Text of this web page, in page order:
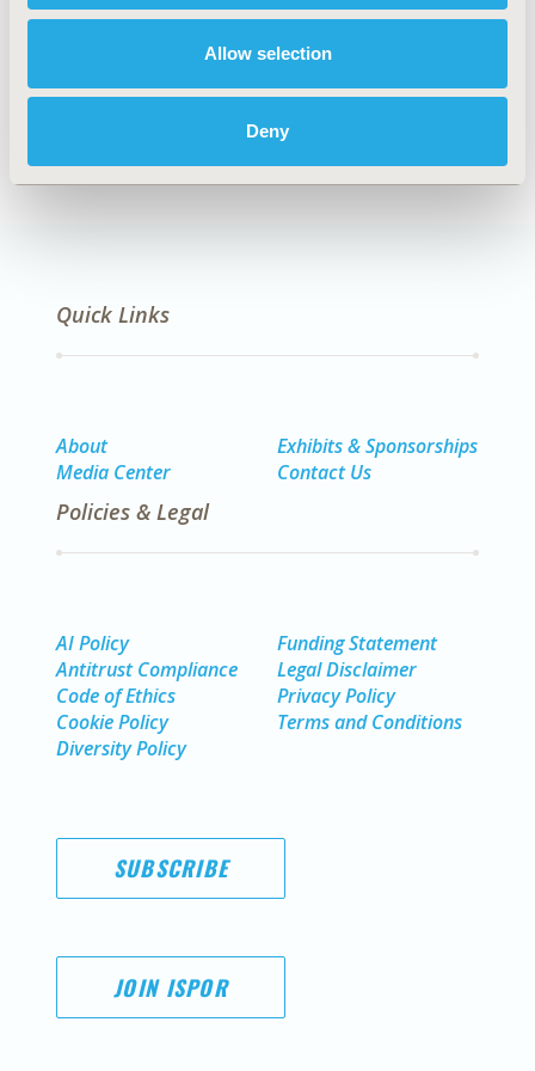
Allow selection
Deny
Explore Related HEOR by Topic
Quick Links
About
Media Center
Exhibits & Sponsorships
Contact Us
Policies & Legal
AI Policy
Antitrust Compliance
Code of Ethics
Cookie Policy
Diversity Policy
Funding Statement
Legal Disclaimer
Privacy Policy
Terms and Conditions
SUBSCRIBE
JOIN ISPOR